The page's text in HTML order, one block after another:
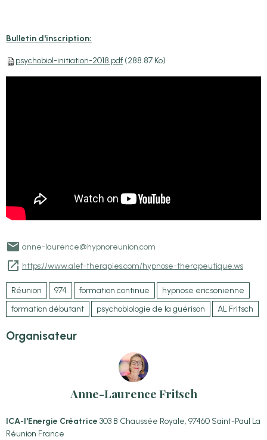
Bulletin d'inscription:
psychobiol-initiation-2018.pdf (288.87 Ko)
anne-laurence@hypnoreunion.com
https://www.alef-therapies.com/hypnose-therapeutique.ws
Réunion 974 formation continue
hypnose ericsonienne
formation débutant
psychobiologie de la guérison AL Fritsch
Organisateur
Anne-Laurence Fritsch
ICA-l'Energie Créatrice 303 B Chaussée Royale, 97460 Saint-Paul La
Réunion France